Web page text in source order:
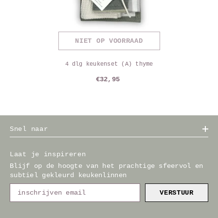
NIET OP VOORRAAD
4 dlg keukenset (A) thyme
€32,95
Snel naar
Laat je inspireren
Blijf op de hoogte van het prachtige sfeervol en
subtiel gekleurd keukenlinnen
VERSTUUR